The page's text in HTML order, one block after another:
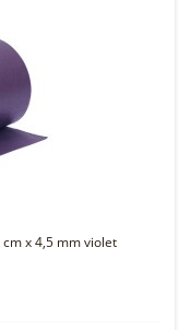
x 4,5 mm violet